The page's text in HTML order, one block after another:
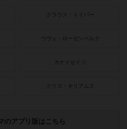
クラウス・トイバー
ウヴェ・ローゼンベルク
カナイセイジ
クリス・キリアムス
のアプリ版はこちら